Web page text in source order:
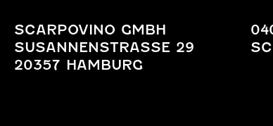
SCARPOVINO GMBH
SUSANNENSTRASSE 29
20357 HAMBURG